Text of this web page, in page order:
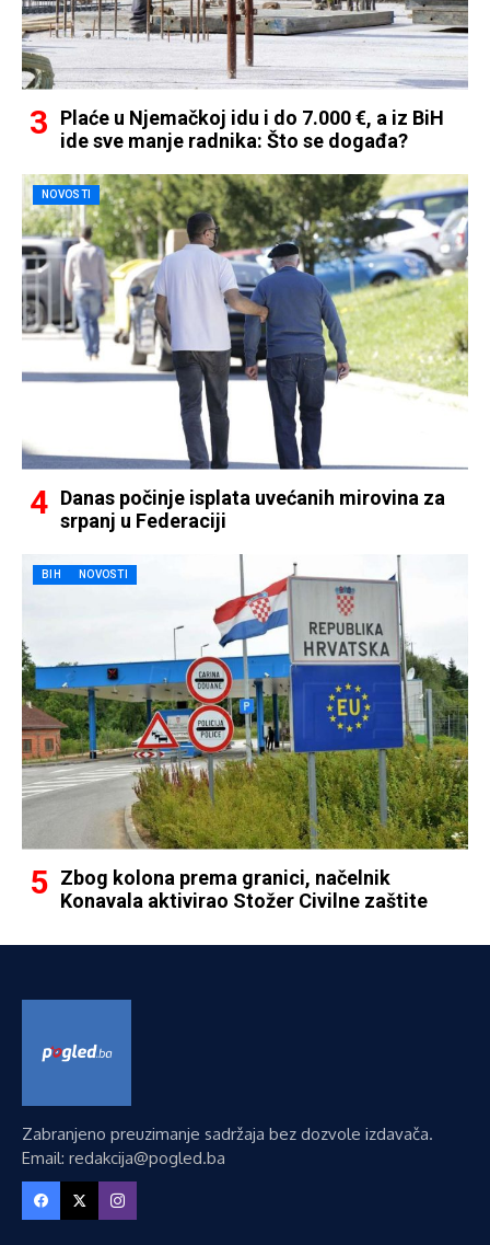
Plaće u Njemačkoj idu i do 7.000 €, a iz BiH
ide sve manje radnika: Što se događa?
NOVOSTI
Danas počinje isplata uvećanih mirovina za
srpanj u Federaciji
BIH NOVOSTI
Zbog kolona prema granici, načelnik
Konavala aktivirao Stožer Civilne zaštite
Zabranjeno preuzimanje sadržaja bez dozvole izdavača.
Email: redakcija@pogled.ba